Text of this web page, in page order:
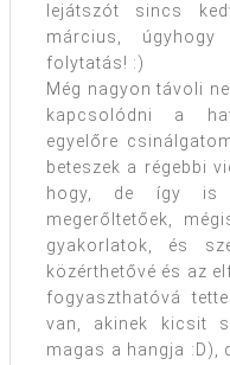
lejátszót sincs
március, úgyhogy
folytatás! :)
Még nagyon távoli
kapcsolódni a
egyelőre
beteszek a régebbi
hogy, de így is
megerőltetőek,
gyakorlatok, és
közérthetővé és az
fogyaszthatóvá
van, akinek kicsit
magas a hangja :D),